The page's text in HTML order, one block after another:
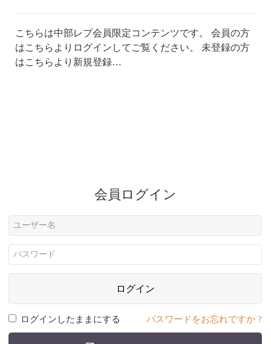
こちらは中部レプ会員限定コンテンツです。 会員の方
はこちらよりログインしてご覧ください。 未登録の方
はこちらより新規登録…
会員ログイン
ログイン
ログインしたままにする パスワードをお忘れですか ?